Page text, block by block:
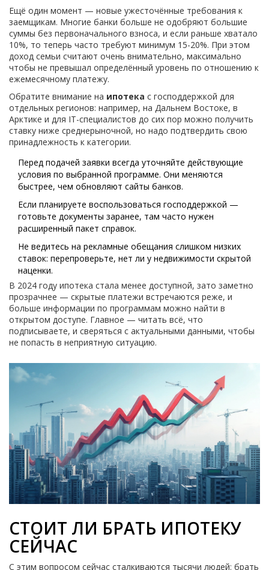
Ещё один момент — новые ужесточённые требования к
заемщикам. Многие банки больше не одобряют большие
суммы без первоначального взноса, и если раньше хватало
10%, то теперь часто требуют минимум 15-20%. При этом
доход семьи считают очень внимательно, максимально
чтобы не превышал определённый уровень по отношению к
ежемесячному платежу.
Обратите внимание на ипотека с господдержкой для
отдельных регионов: например, на Дальнем Востоке, в
Арктике и для IT-специалистов до сих пор можно получить
ставку ниже среднерыночной, но надо подтвердить свою
принадлежность к категории.
Перед подачей заявки всегда уточняйте действующие
условия по выбранной программе. Они меняются
быстрее, чем обновляют сайты банков.
Если планируете воспользоваться господдержкой —
готовьте документы заранее, там часто нужен
расширенный пакет справок.
Не ведитесь на рекламные обещания слишком низких
ставок: перепроверьте, нет ли у недвижимости скрытой
наценки.
В 2024 году ипотека стала менее доступной, зато заметно
прозрачнее — скрытые платежи встречаются реже, и
больше информации по программам можно найти в
открытом доступе. Главное — читать всё, что
подписываете, и сверяться с актуальными данными, чтобы
не попасть в неприятную ситуацию.
СТОИТ ЛИ БРАТЬ ИПОТЕКУ
СЕЙЧАС
С этим вопросом сейчас сталкиваются тысячи людей: брать